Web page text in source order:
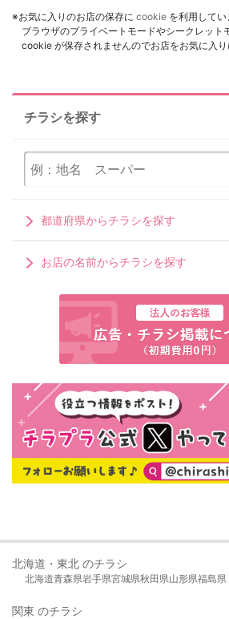
※お気に入りのお店の保存に cookie を利用してい
ブラウザのプライベートモードやシークレット
cookie が保存されませんのでお店をお気に入り
チラシを探す
都道府県からチラシを探す
お店の名前からチラシを探す
北海道・東北 のチラシ
北海道青森県岩手県宮城県秋田県山形県福島県
関東 のチラシ